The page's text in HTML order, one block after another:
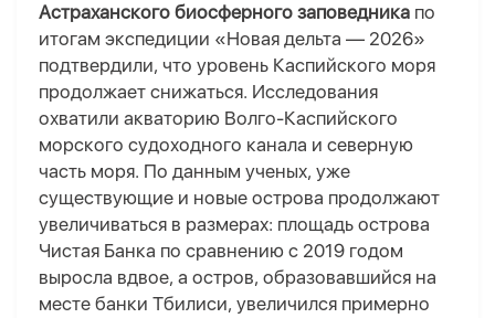
Астраханского биосферного заповедника по
итогам экспедиции «Новая дельта — 2026»
подтвердили, что уровень Каспийского моря
продолжает снижаться. Исследования
охватили акваторию Волго-Каспийского
морского судоходного канала и северную
часть моря. По данным ученых, уже
существующие и новые острова продолжают
увеличиваться в размерах: площадь острова
Чистая Банка по сравнению с 2019 годом
выросла вдвое, а остров, образовавшийся на
месте банки Тбилиси, увеличился примерно